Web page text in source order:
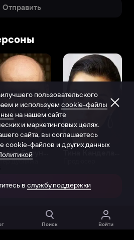
Отправить
дубляжа
в приложении
Поиск Войти
пользовательского
и используем cookie-файлы
на нашем сайте
и маркетинговых целях.
сайта, вы соглашаетесь
cookie-файлов и других данных
в службу поддержки